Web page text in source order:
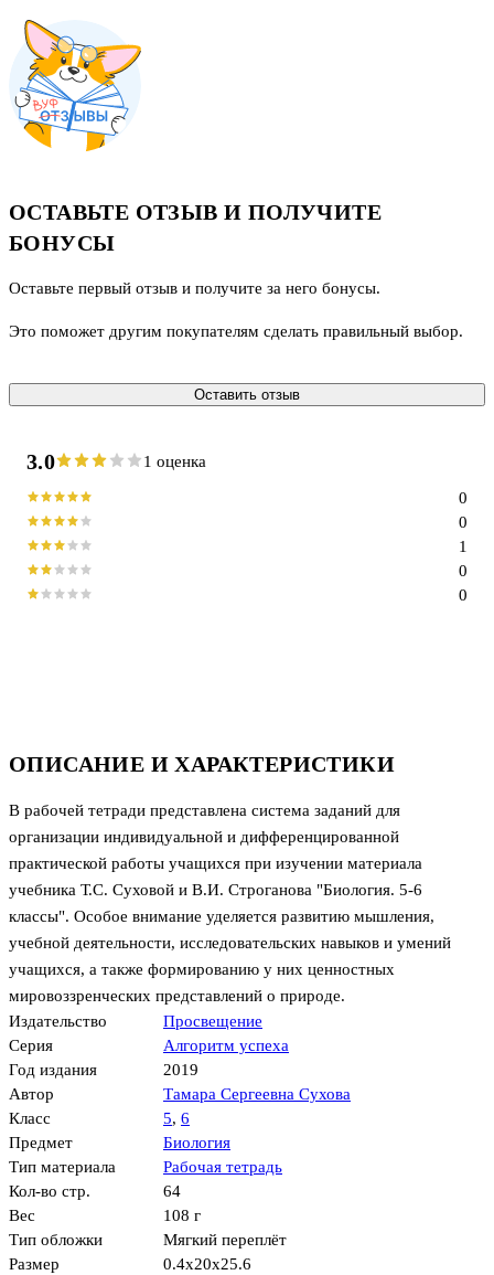
ОПИСАНИЕ И ХАРАКТЕРИСТИКИ
В рабочей тетради представлена система заданий для
организации индивидуальной и дифференцированной
практической работы учащихся при изучении материала
учебника Т.С. Суховой и В.И. Строганова "Биология. 5-6
классы". Особое внимание уделяется развитию мышления,
учебной деятельности, исследовательских навыков и умений
учащихся, а также формированию у них ценностных
мировоззренческих представлений о природе.
Издательство
Просвещение
Серия
Алгоритм успеха
Год издания
2019
Автор
Тамара Сергеевна Сухова
Класс
5, 6
Предмет
Биология
Тип материала
Рабочая тетрадь
Кол-во стр.
64
Вес
108 г
Тип обложки
Мягкий переплёт
Размер
0.4x20x25.6
ОСТАВЬТЕ ОТЗЫВ И ПОЛУЧИТЕ
БОНУСЫ
Оставьте первый отзыв и получите за него бонусы.
Это поможет другим покупателям сделать правильный выбор.
Оставить отзыв
3.0 1 оценка
0
0
1
0
0